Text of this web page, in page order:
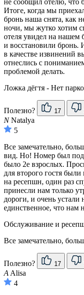
не сообщил отелю, что
Итоге, когда мы
бронь наша снята, как
ночи, мы жутко хотим
отеля увидел на нашем
и восстановили бронь.
в качестве извинений
отнеслись с
проблемой делать.
Ложка дёгтя - Нет
Полезно? 17
NNatalya
5
Все замечательно,
вид. Но! Номер был
было 2е взрослых.
для второго гостя
на ресепшн, один раз
принесли нам только
дороги, и очень устали
единственное, что нам
Обслуживание и
Все замечательно,
Полезно? 17
A Alisa
4